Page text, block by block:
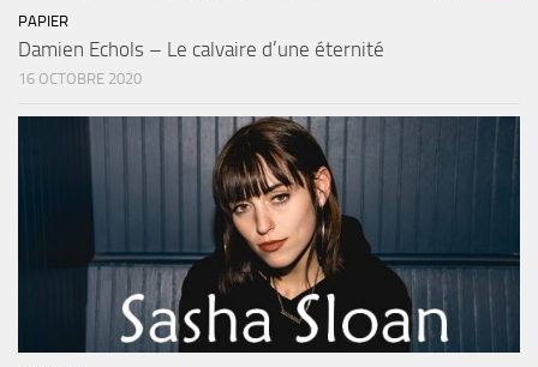
PAPIER
Damien Echols – Le calvaire d’une éternité
16 OCTOBRE 2020